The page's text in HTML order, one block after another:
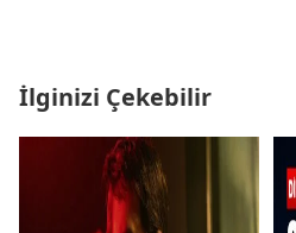
İlginizi Çekebilir